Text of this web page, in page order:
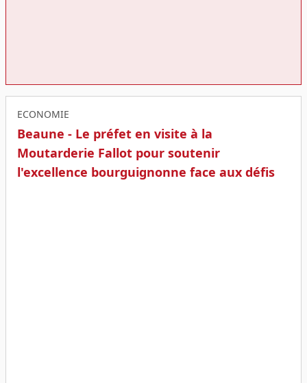
ECONOMIE
Beaune - Le préfet en visite à la
Moutarderie Fallot pour soutenir
l'excellence bourguignonne face aux défis